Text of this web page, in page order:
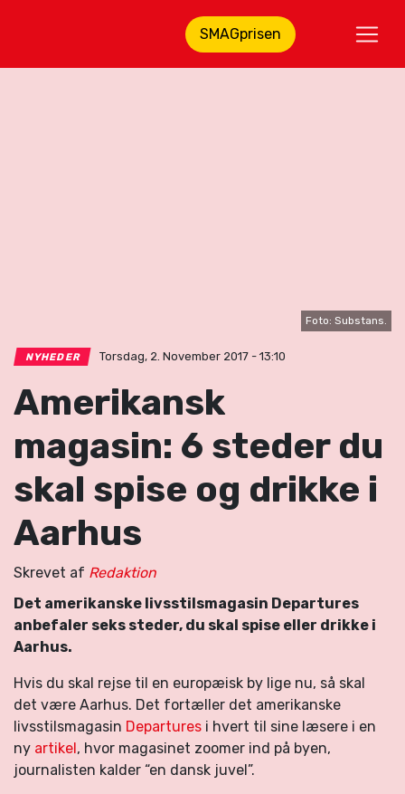
SMAGprisen
Foto: Substans.
NYHEDER Torsdag, 2. November 2017 - 13:10
Amerikansk
magasin: 6 steder du
skal spise og drikke i
Aarhus
Skrevet af Redaktion
Det amerikanske livsstilsmagasin Departures
anbefaler seks steder, du skal spise eller drikke i
Aarhus.
Hvis du skal rejse til en europæisk by lige nu, så skal
det være Aarhus. Det fortæller det amerikanske
livsstilsmagasin Departures i hvert til sine læsere i en
ny artikel, hvor magasinet zoomer ind på byen,
journalisten kalder “en dansk juvel”.